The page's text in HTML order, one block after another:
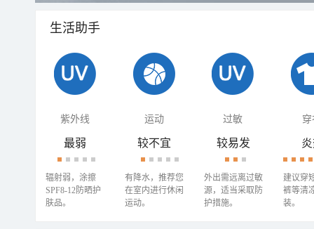
生活助手
紫外线 运动 过敏 穿
最弱
辐射弱，涂擦
SPF8-12防晒护
肤品。
较不宜
有降水，推荐您
在室内进行休闲
运动。
较易发
外出需远离过敏
源，适当采取防
护措施。
建议穿
裤等清
装。